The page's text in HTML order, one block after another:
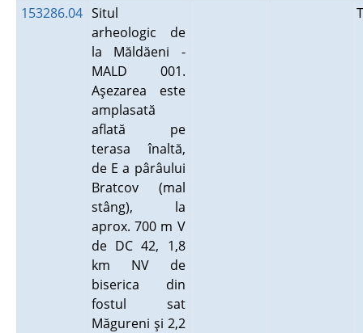
153286.04 Situl
arheologic de
la Măldăeni -
MALD 001.
Aşezarea este
amplasată
aflată pe
terasa înaltă,
de E a pârâului
Bratcov (mal
stâng), la
aprox. 700 m V
de DC 42, 1,8
km NV de
biserica din
fostul sat
Măgureni şi 2,2